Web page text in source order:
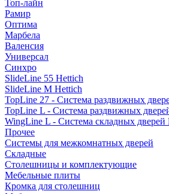
Топ-лайн
Рамир
Оптима
Марбела
Валенсия
Универсал
Синхро
SlideLine 55 Hettich
SlideLine M Hettich
TopLine 27 - Система раздвижных
TopLine L - Система раздвижных
WingLine L - Система складных дверей
Прочее
Системы для межкомнатных дверей
Складные
Столешницы и комплектующие
Мебельные плиты
Кромка для столешниц